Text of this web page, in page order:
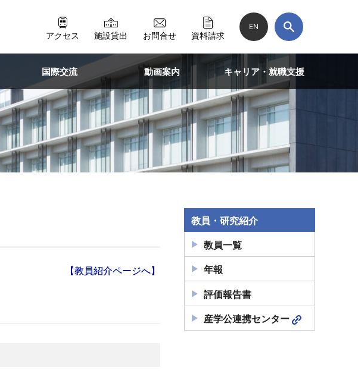
アクセス 施設貸出 お問合せ 資料請求
EN
国際交流 動画案内 キャリア・就職支援
【教員紹介ページへ】
教員・研究紹介
教員一覧
年報
評価報告書
産学公連携センター